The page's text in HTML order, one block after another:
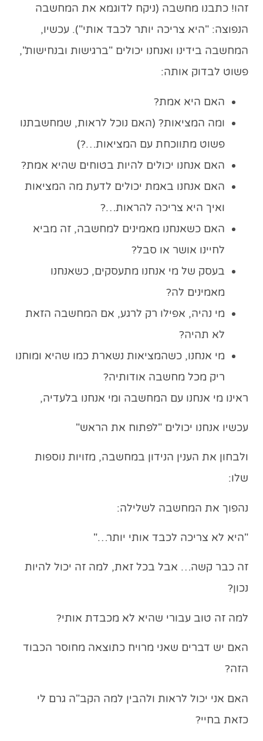
זהו! כתבנו מחשבה (ניקח לדוגמא את המחשבה
הנפוצה: "היא צריכה יותר לכבד אותי"). עכשיו,
המחשבה בידינו ואנחנו יכולים "ברגישות ובנחישות",
פשוט לבדוק אותה:
האם היא אמת?
ומה המציאות? (האם נוכל לראות, שמחשבתנו
פשוט מתווכחת עם המציאות…?)
האם אנחנו יכולים להיות בטוחים שהיא אמת?
האם אנחנו באמת יכולים לדעת מה המציאות
ואיך היא צריכה להראות…?
האם כשאנחנו מאמינים למחשבה, זה מביא
לחיינו אושר או סבל?
בעסק של מי אנחנו מתעסקים, כשאנחנו
מאמינים לה?
מי נהיה, אפילו רק לרגע, אם המחשבה הזאת
לא תהיה?
מי אנחנו, כשהמציאות נשארת כמו שהיא ומוחנו
ריק מכל מחשבה אודותיה?
ראינו מי אנחנו עם המחשבה ומי אנחנו בלעדיה,
עכשיו אנחנו יכולים "לפתוח את הראש"
ולבחון את הענין הנידון במחשבה, מזויות נוספות
שלו:
נהפוך את המחשבה לשלילה:
"היא לא צריכה לכבד אותי יותר…"
זה כבר קשה… אבל בכל זאת, למה זה יכול להיות
נכון?
למה זה טוב עבורי שהיא לא מכבדת אותי?
האם יש דברים שאני מרויח כתוצאה מחוסר הכבוד
הזה?
האם אני יכול לראות ולהבין למה הקב"ה גרם לי
כזאת בחיי?